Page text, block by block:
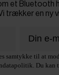
et Bluetooth
trækker en ny
samtykke til at
Du